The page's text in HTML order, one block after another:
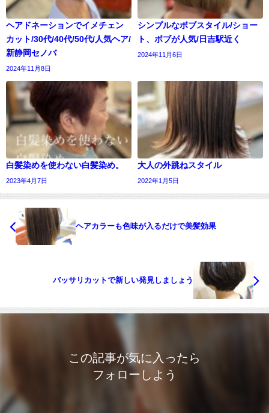
ヘアドネーションでイメチェン
カット/30代/40代/50代/人気ヘア/
新静岡セノバ
2024年11月8日
シンプルなボブスタイル/ショー
ト、ボブが人気/日吉駅近く
2024年11月6日
白髪染めを使わない白髪染め。
2023年4月7日
大人の外跳ねスタイル
2022年1月5日
ヘアカラーも色味が入るだけで美髪効果
バッサリカットで新しい発見しましょう
この記事が気に入ったら
フォローしよう